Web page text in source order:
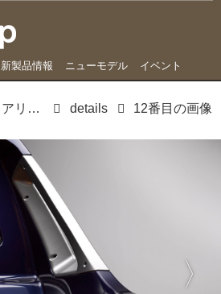
新製品情報 ニューモデル イベント
BMWが放つ、ラグジュアリーピックアップが夢のトランポすぎる details 12番目の画像